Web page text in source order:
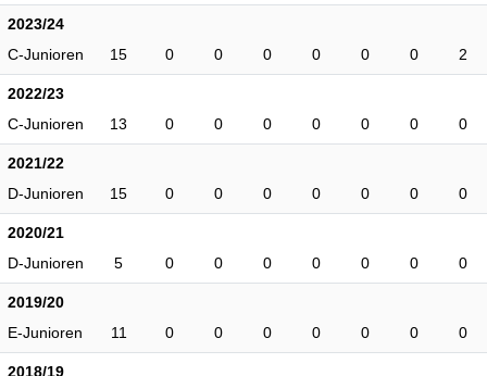
2023/24
C-Junioren
15 0 0 0 0 0 0 2
2022/23
C-Junioren
13 0 0 0 0 0 0 0
2021/22
D-Junioren
15 0 0 0 0 0 0 0
2020/21
D-Junioren
5 0 0 0 0 0 0 0
2019/20
E-Junioren
11 0 0 0 0 0 0 0
2018/19